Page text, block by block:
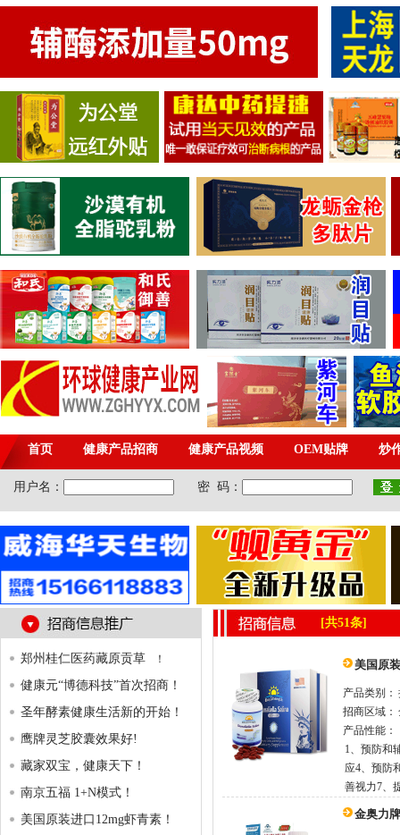
郑州桂仁医药藏原贡草 ！
健康元“博德科技”首次招商！
圣年酵素健康生活新的开始！
鹰牌灵芝胶囊效果好!
藏家双宝，健康天下！
南京五福 1+N模式！
美国原装进口12mg虾青素！
[共51条]
美国原
产品类别：
招商区域：
产品性能：
1、预防和
应4、预防
善视力7、
金奥力